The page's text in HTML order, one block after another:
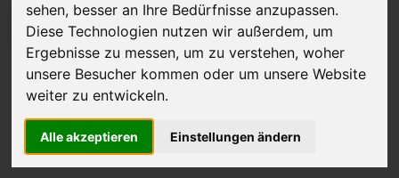
sehen, besser an Ihre Bedürfnisse anzupassen.
Diese Technologien nutzen wir außerdem, um
Ergebnisse zu messen, um zu verstehen, woher
unsere Besucher kommen oder um unsere Website
weiter zu entwickeln.
Alle akzeptieren Einstellungen ändern
JETZT KOSTENLOSE BEWERTUNG
Kostenloses Angebotfür den Ankauf Ihres Autos inklusive der
Abholung, auf Wunsch sofort Geld. Ihre Daten werden nicht mit Dritten
Wir garantieren 100% Sicherheit.